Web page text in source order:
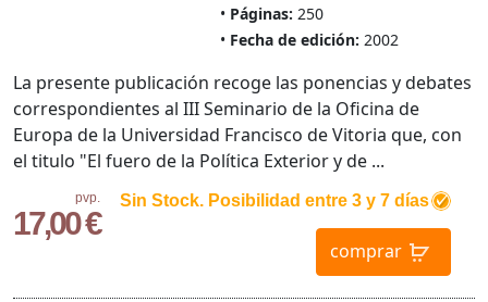
Páginas: 250
Fecha de edición: 2002
pvp.
17,00 €
Sin Stock. Posibilidad entre 3 y 7 días
comprar
La presente publicación recoge las ponencias y debates
correspondientes al III Seminario de la Oficina de
Europa de la Universidad Francisco de Vitoria que, con
el titulo "El fuero de la Política Exterior y de ...